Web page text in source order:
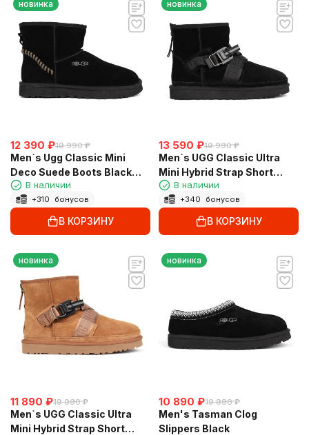
новинка
12 390 ₽19 990 ₽
Men`s Ugg Classic Mini
Deco Suede Boots Black
Dressinn
В наличии
+310 бонусов
В КОРЗИНУ
новинка
13 590 ₽19 990 ₽
Men`s UGG Classic Ultra
Mini Hybrid Strap Short
Boots Black
В наличии
+340 бонусов
В КОРЗИНУ
новинка
11 890 ₽19 990 ₽
Men`s UGG Classic Ultra
Mini Hybrid Strap Short
новинка
10 890 ₽19 990 ₽
Men's Tasman Clog
Slippers Black